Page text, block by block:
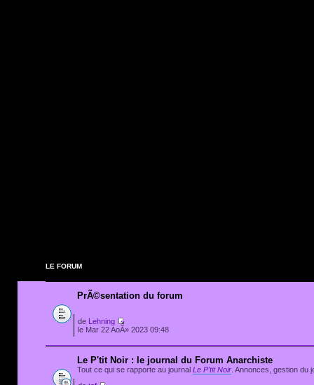
LE FORUM
PrÃ©sentation du forum
de
Lehning
le Mar 22 AoÃ» 2023 09:48
Le P'tit Noir : le journal du Forum Anarchiste
Tout ce qui se rapporte au journal Le P'tit Noir . Annonces, gestion du